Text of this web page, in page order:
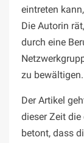
eintreten
Die Autorin
durch eine
zu bewältigen.
Der Artikel
dieser Zeit die
betont, dass